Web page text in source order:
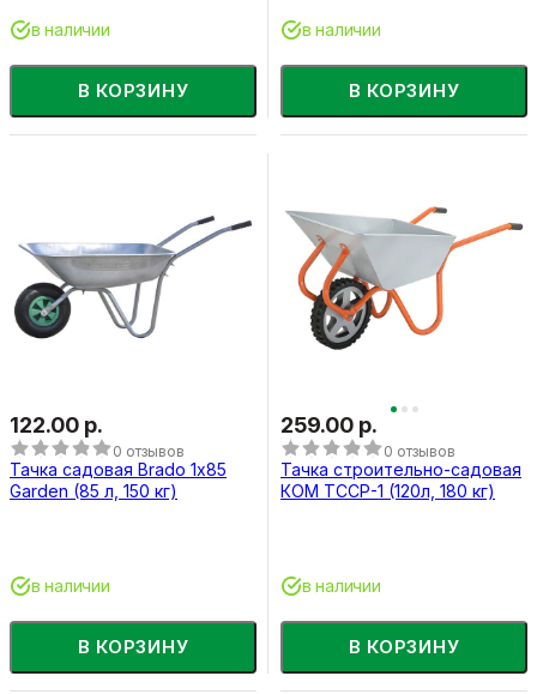
В КОРЗИНУ
в наличии
В КОРЗИНУ
в наличии
122.00 р.
0 отзывов
Тачка садовая Brado 1х85
Garden (85 л, 150 кг)
В КОРЗИНУ
в наличии
259.00 р.
0 отзывов
Тачка строительно-садовая
КОМ ТССР-1 (120л, 180 кг)
В КОРЗИНУ
в наличии